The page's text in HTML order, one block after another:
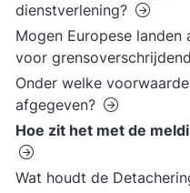
dienstverlening?
Mogen Europese landen
voor
Onder welke
afgegeven?
Hoe zit het met de
Wat houdt de